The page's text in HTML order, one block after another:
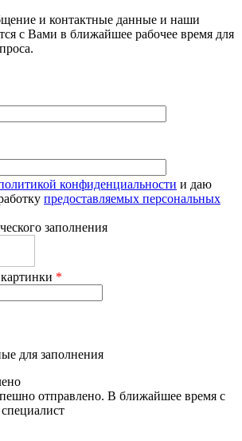
и контактные данные и наши
с Вами в ближайшее рабочее время для
конфиденциальности и даю
предоставляемых персональных
заполнения
*
для заполнения
отправлено. В ближайшее время с